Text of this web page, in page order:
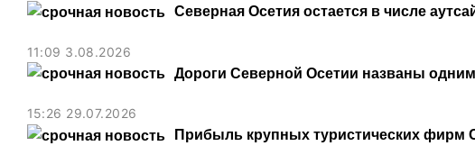
Северная Осетия остается в числе
11:09 3.08.2026
Дороги Северной Осетии названы
15:26 29.07.2026
Прибыль крупных туристических фирм